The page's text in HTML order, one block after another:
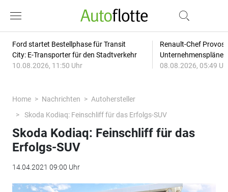
Ford startet Bestellphase für Transit
City: E-Transporter für den Stadtverkehr
10.08.2026, 11:50 Uhr
Renault-Chef
08.08.2026, 05:49
Home Nachrichten
Autohersteller
Skoda Kodiaq: Feinschliff für das Erfolgs-SUV
Skoda Kodiaq: Feinschliff für das
Erfolgs-SUV
14.04.2021 09:00 Uhr